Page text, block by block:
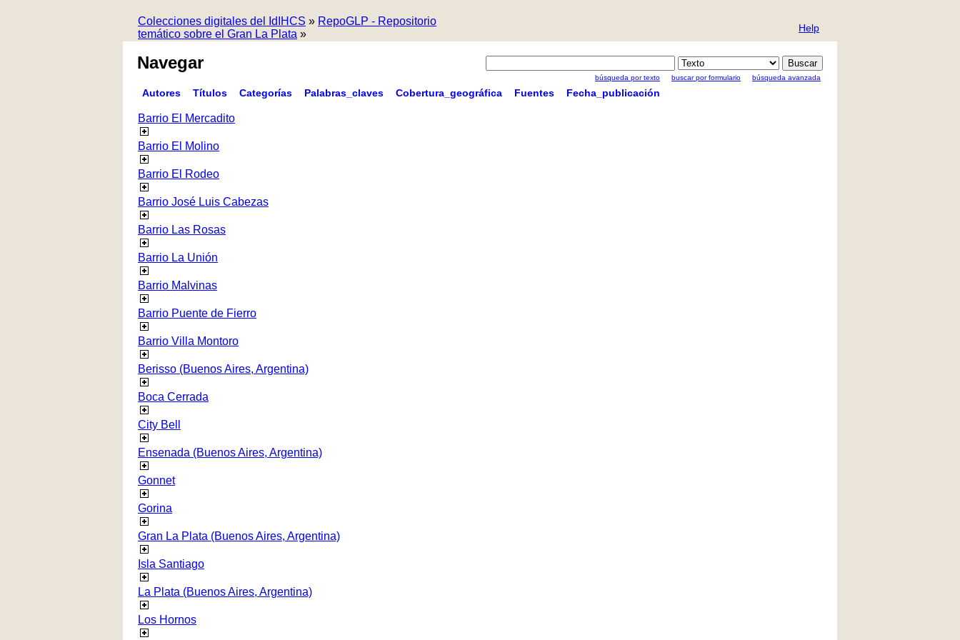
Colecciones digitales del IdIHCS » RepoGLP - Repositorio
temático sobre el Gran La Plata » Help
Navegar
búsqueda por texto buscar por formulario búsqueda avanzada
Autores Títulos Categorías Palabras_claves Cobertura_geográfica Fuentes Fecha_publicación
Barrio El Mercadito
Barrio El Molino
Barrio El Rodeo
Barrio José Luis Cabezas
Barrio Las Rosas
Barrio La Unión
Barrio Malvinas
Barrio Puente de Fierro
Barrio Villa Montoro
Berisso (Buenos Aires, Argentina)
Boca Cerrada
City Bell
Ensenada (Buenos Aires, Argentina)
Gonnet
Gorina
Gran La Plata (Buenos Aires, Argentina)
Isla Santiago
La Plata (Buenos Aires, Argentina)
Los Hornos